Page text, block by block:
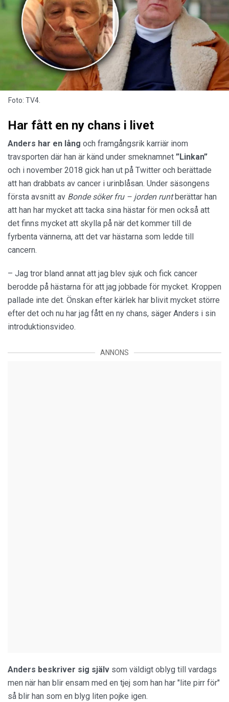
Foto: TV4.
Har fått en ny chans i livet
Anders har en lång och framgångsrik karriär inom
travsporten där han är känd under smeknamnet ”Linkan”
och i november 2018 gick han ut på Twitter och berättade
att han drabbats av cancer i urinblåsan. Under säsongens
första avsnitt av Bonde söker fru – jorden runt berättar han
att han har mycket att tacka sina hästar för men också att
det finns mycket att skylla på när det kommer till de
fyrbenta vännerna, att det var hästarna som ledde till
cancern.
– Jag tror bland annat att jag blev sjuk och fick cancer
berodde på hästarna för att jag jobbade för mycket. Kroppen
pallade inte det. Önskan efter kärlek har blivit mycket större
efter det och nu har jag fått en ny chans, säger Anders i sin
introduktionsvideo.
ANNONS
Anders beskriver sig själv som väldigt oblyg till vardags
men när han blir ensam med en tjej som han har "lite pirr för"
så blir han som en blyg liten pojke igen.